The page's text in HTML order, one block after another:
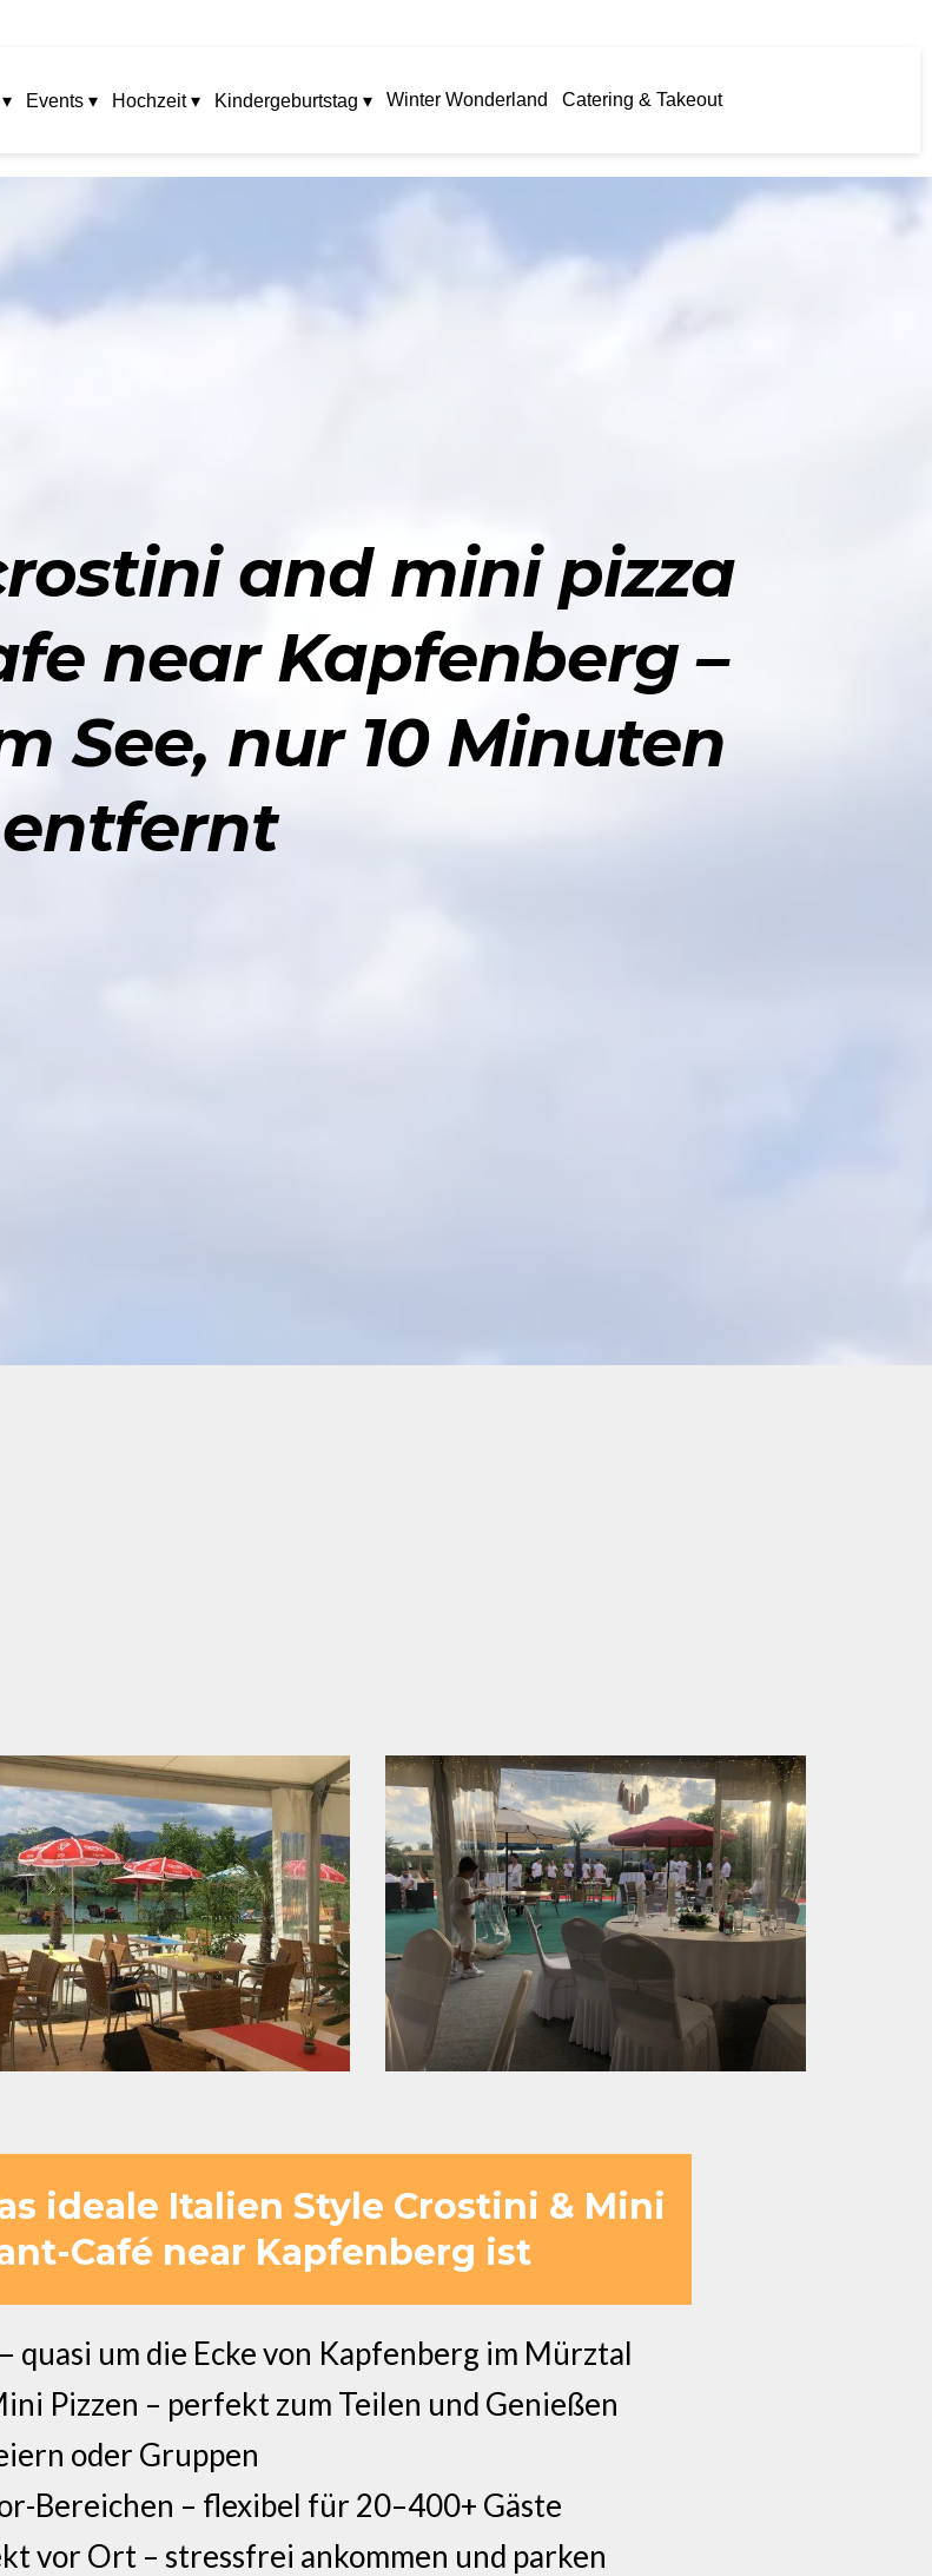
Events ▾ Hochzeit ▾ Kindergeburtstag ▾ Winter Wonderland Catering & Takeout
and mini pizza
near Kapfenberg –
See, nur 10 Minuten
entfernt
ideale Italien Style Crostini & Mini
Café near Kapfenberg ist
um die Ecke von Kapfenberg im Mürztal
Pizzen – perfekt zum Teilen und Genießen
oder Gruppen
Bereichen – flexibel für 20–400+ Gäste
vor Ort – stressfrei ankommen und parken